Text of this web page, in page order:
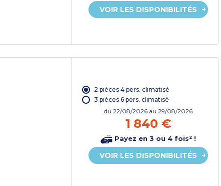
VOIR LES DISPONIBILITÉS
2 pièces 4 pers. climatisé
3 pièces 6 pers. climatisé
du22/08/2026 au 29/08/2026
1 840 €
Payez en 3 ou 4 fois² !
VOIR LES DISPONIBILITÉS